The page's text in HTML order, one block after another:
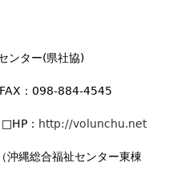
ンター(県社協)
：098-884-4545
□HP： http://volunchu.net
縄総合福祉センター東棟